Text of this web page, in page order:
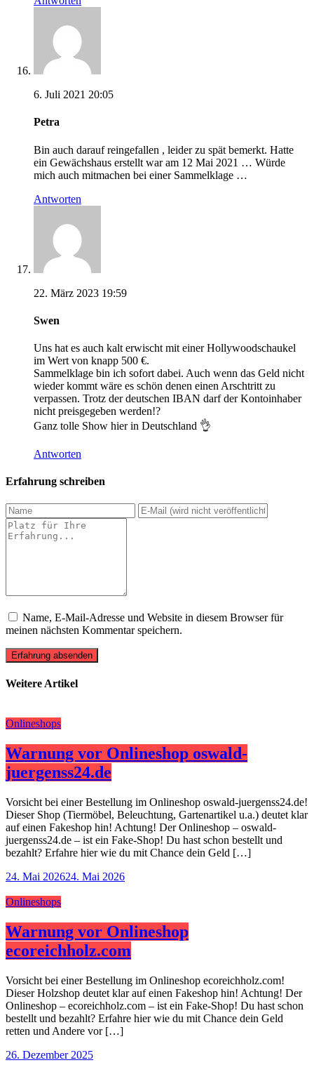
6. Juli 2021 20:05
Petra
Bin auch darauf reingefallen , leider zu spät bemerkt. Hatte
ein Gewächshaus erstellt war am 12 Mai 2021 … Würde
mich auch mitmachen bei einer Sammelklage …
Antworten
22. März 2023 19:59
Swen
Uns hat es auch kalt erwischt mit einer Hollywoodschaukel
im Wert von knapp 500 €.
Sammelklage bin ich sofort dabei. Auch wenn das Geld nicht
wieder kommt wäre es schön denen einen Arschtritt zu
verpassen. Trotz der deutschen IBAN darf der Kontoinhaber
nicht preisgegeben werden!?
Ganz tolle Show hier in Deutschland 👌
Antworten
Erfahrung schreiben
Name, E-Mail-Adresse und Website in diesem Browser für
meinen nächsten Kommentar speichern.
Erfahrung absenden
Weitere Artikel
Onlineshops
Warnung vor Onlineshop oswald-
juergenss24.de
Vorsicht bei einer Bestellung im Onlineshop oswald-juergenss24.de!
Dieser Shop (Tiermöbel, Beleuchtung, Gartenartikel u.a.) deutet klar
auf einen Fakeshop hin! Achtung! Der Onlineshop – oswald-
juergenss24.de – ist ein Fake-Shop! Du hast schon bestellt und
bezahlt? Erfahre hier wie du mit Chance dein Geld […]
24. Mai 202624. Mai 2026
Onlineshops
Warnung vor Onlineshop
ecoreichholz.com
Vorsicht bei einer Bestellung im Onlineshop ecoreichholz.com!
Dieser Holzshop deutet klar auf einen Fakeshop hin! Achtung! Der
Onlineshop – ecoreichholz.com – ist ein Fake-Shop! Du hast schon
bestellt und bezahlt? Erfahre hier wie du mit Chance dein Geld
retten und Andere vor […]
26. Dezember 2025